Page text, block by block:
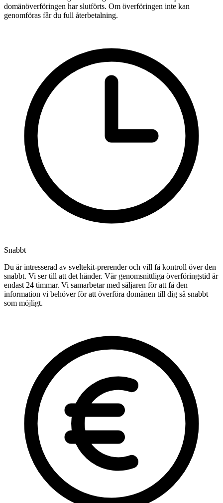
domänöverföringen har slutförts. Om överföringen inte kan
genomföras får du full återbetalning.
Snabbt
Du är intresserad av sveltekit-prerender och vill få kontroll över den
snabbt. Vi ser till att det händer. Vår genomsnittliga överföringstid är
endast 24 timmar. Vi samarbetar med säljaren för att få den
information vi behöver för att överföra domänen till dig så snabbt
som möjligt.